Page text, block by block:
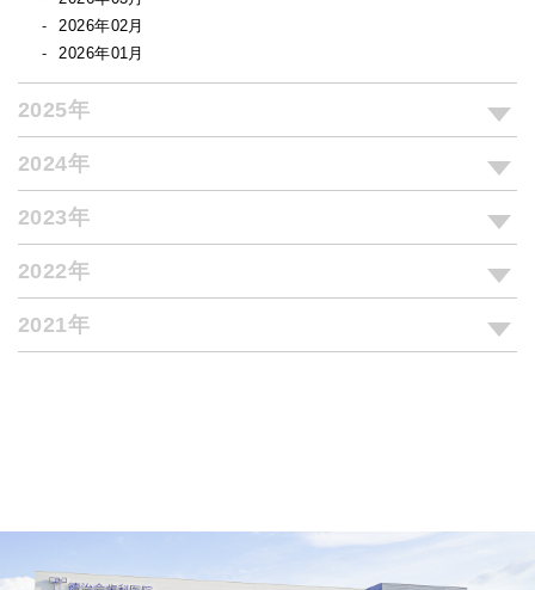
2026年02月
2026年01月
2025年
2024年
2023年
2022年
2021年